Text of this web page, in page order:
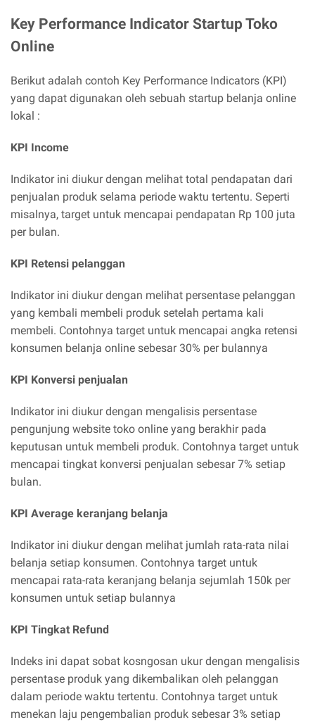
Key Performance Indicator Startup Toko
Online
Berikut adalah contoh Key Performance Indicators (KPI)
yang dapat digunakan oleh sebuah startup belanja online
lokal :
KPI Income
Indikator ini diukur dengan melihat total pendapatan dari
penjualan produk selama periode waktu tertentu. Seperti
misalnya, target untuk mencapai pendapatan Rp 100 juta
per bulan.
KPI Retensi pelanggan
Indikator ini diukur dengan melihat persentase pelanggan
yang kembali membeli produk setelah pertama kali
membeli. Contohnya target untuk mencapai angka retensi
konsumen belanja online sebesar 30% per bulannya
KPI Konversi penjualan
Indikator ini diukur dengan mengalisis persentase
pengunjung website toko online yang berakhir pada
keputusan untuk membeli produk. Contohnya target untuk
mencapai tingkat konversi penjualan sebesar 7% setiap
bulan.
KPI Average keranjang belanja
Indikator ini diukur dengan melihat jumlah rata-rata nilai
belanja setiap konsumen. Contohnya target untuk
mencapai rata-rata keranjang belanja sejumlah 150k per
konsumen untuk setiap bulannya
KPI Tingkat Refund
Indeks ini dapat sobat kosngosan ukur dengan mengalisis
persentase produk yang dikembalikan oleh pelanggan
dalam periode waktu tertentu. Contohnya target untuk
menekan laju pengembalian produk sebesar 3% setiap